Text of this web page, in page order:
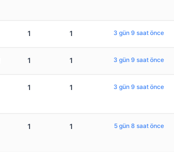
1 1 3 gün 9 saat önce
1 1 3 gün 9 saat önce
1 1 3 gün 9 saat önce
1 1 5 gün 8 saat önce